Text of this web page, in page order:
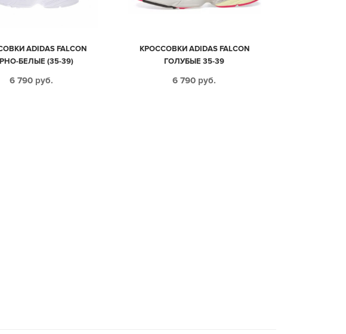
ADIDAS FALCON
БЕЛЫЕ (35-39)
6 790 руб.
КРОССОВКИ ADIDAS FALCON
ГОЛУБЫЕ 35-39
6 790 руб.